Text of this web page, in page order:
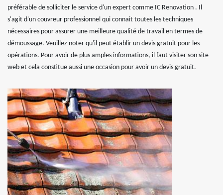
préférable de solliciter le service d'un expert comme IC Renovation . Il
s'agit d'un couvreur professionnel qui connait toutes les techniques
nécessaires pour assurer une meilleure qualité de travail en termes de
démoussage. Veuillez noter qu'il peut établir un devis gratuit pour les
opérations. Pour avoir de plus amples informations, il faut visiter son site
web et cela constitue aussi une occasion pour avoir un devis gratuit.